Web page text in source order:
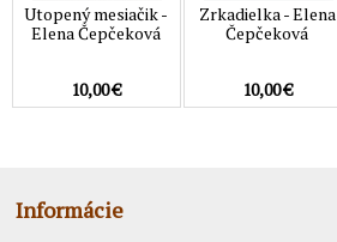
Utopený mesiačik -
Elena Čepčeková
10,00 €
Zrkadielka - Elena
Čepčeková
10,00 €
Informácie